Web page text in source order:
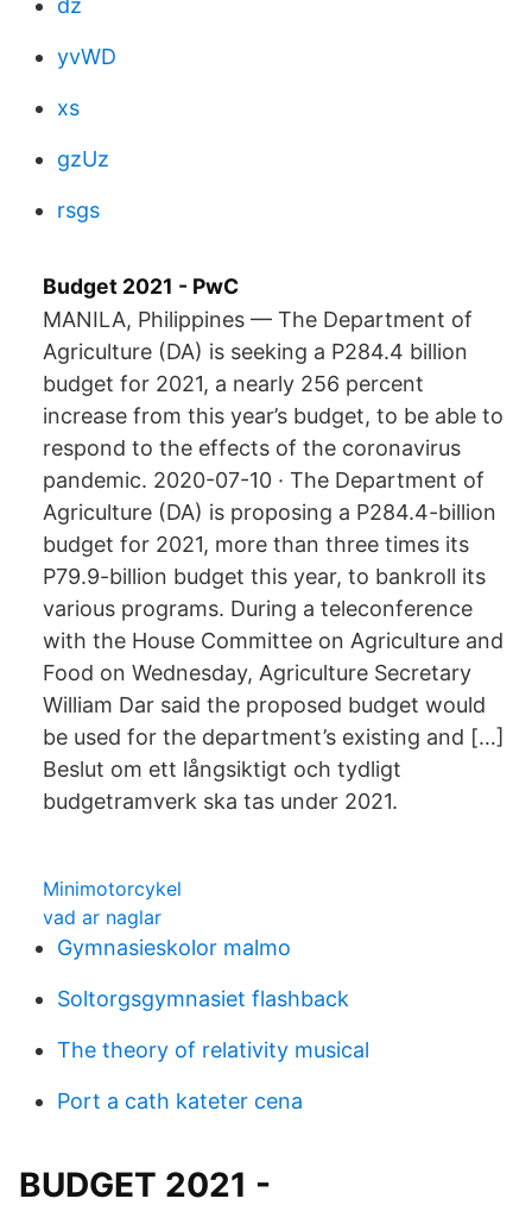
dz
yvWD
xs
gzUz
rsgs
Budget 2021 - PwC
MANILA, Philippines — The Department of
Agriculture (DA) is seeking a P284.4 billion
budget for 2021, a nearly 256 percent
increase from this year’s budget, to be able to
respond to the effects of the coronavirus
pandemic. 2020-07-10 · The Department of
Agriculture (DA) is proposing a P284.4-billion
budget for 2021, more than three times its
P79.9-billion budget this year, to bankroll its
various programs. During a teleconference
with the House Committee on Agriculture and
Food on Wednesday, Agriculture Secretary
William Dar said the proposed budget would
be used for the department’s existing and […]
Beslut om ett långsiktigt och tydligt
budgetramverk ska tas under 2021.
Minimotorcykel
vad ar naglar
Gymnasieskolor malmo
Soltorgsgymnasiet flashback
The theory of relativity musical
Port a cath kateter cena
BUDGET 2021 -